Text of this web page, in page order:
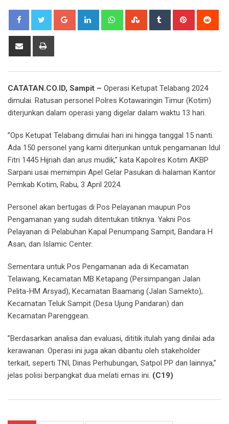
Google+ LinkedIn WhatsappStumbleUpon
Tumblr Pinterest
Share
CATATAN.CO.ID, Sampit – Operasi Ketupat Telabang 2024
dimulai. Ratusan personel Polres Kotawaringin Timur (Kotim)
diterjunkan dalam operasi yang digelar dalam waktu 13 hari.
”Ops Ketupat Telabang dimulai hari ini hingga tanggal 15 nanti.
Ada 150 personel yang kami diterjunkan untuk pengamanan Idul
Fitri 1445 Hijriah dan arus mudik,” kata Kapolres Kotim AKBP
Sarpani usai memimpin Apel Gelar Pasukan di halaman Kantor
Pemkab Kotim, Rabu, 3 April 2024.
Personel akan bertugas di Pos Pelayanan maupun Pos
Pengamanan yang sudah ditentukan titiknya. Yakni Pos
Pelayanan di Pelabuhan Kapal Penumpang Sampit, Bandara H
Asan, dan Islamic Center.
Sementara untuk Pos Pengamanan ada di Kecamatan
Telawang, Kecamatan MB Ketapang (Persimpangan Jalan
Pelita-HM Arsyad), Kecamatan Baamang (Jalan Samekto),
Kecamatan Teluk Sampit (Desa Ujung Pandaran) dan
Kecamatan Parenggean.
”Berdasarkan analisa dan evaluasi, dititik itulah yang dinilai ada
kerawanan. Operasi ini juga akan dibantu oleh stakeholder
terkait, seperti TNI, Dinas Perhubungan, Satpol PP dan lainnya,”
jelas polisi berpangkat dua melati emas ini. (C19)